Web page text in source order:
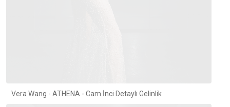
Vera Wang - ATHENA - Cam İnci Detaylı Gelinlik